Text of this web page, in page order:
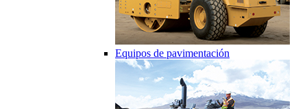
Equipos de pavimentación